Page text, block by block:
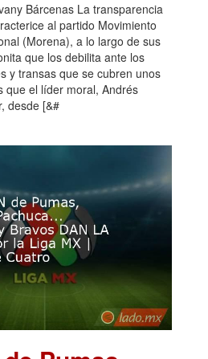
Bárcenas La transparencia
al partido Movimiento
(Morena), a lo largo de sus
que los debilita ante los
y transas que se cubren unos
que el líder moral, Andrés
desde [&#